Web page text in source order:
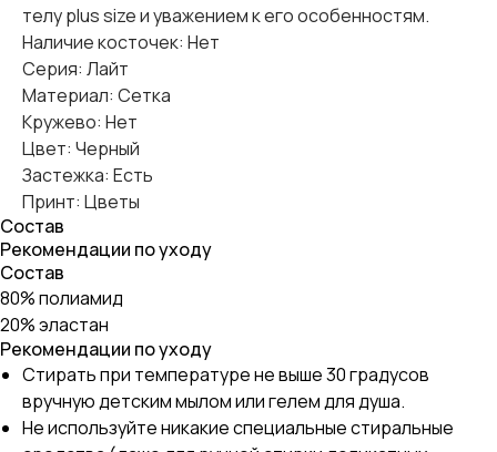
телу plus size и уважением к его особенностям.
Наличие косточек: Нет
Серия: Лайт
Материал: Сетка
Кружево: Нет
Цвет: Черный
Застежка: Есть
Принт: Цветы
Состав
Рекомендации по уходу
Состав
80% полиамид
20% эластан
Рекомендации по уходу
Стирать при температуре не выше 30 градусов
вручную детским мылом или гелем для душа.
Не используйте никакие специальные стиральные